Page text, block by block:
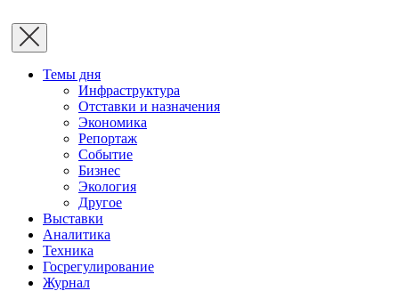
Темы дня
Инфраструктура
Отставки и назначения
Экономика
Репортаж
Событие
Бизнес
Экология
Другое
Выставки
Аналитика
Техника
Госрегулирование
Журнал